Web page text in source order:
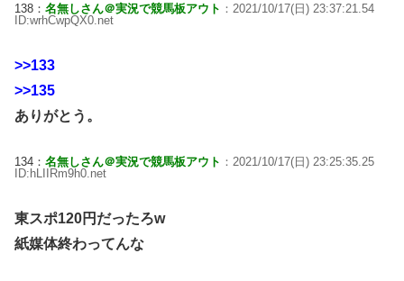
138： 名無しさん＠実況で競馬板アウト ：2021/10/17(日) 23:37:21.54
ID:wrhCwpQX0.net
>>133
>>135
ありがとう。
134： 名無しさん＠実況で競馬板アウト ：2021/10/17(日) 23:25:35.25
ID:hLIIRm9h0.net
東スポ120円だったろw
紙媒体終わってんな